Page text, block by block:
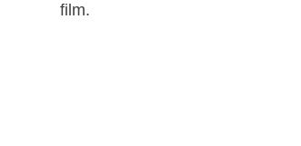
film.